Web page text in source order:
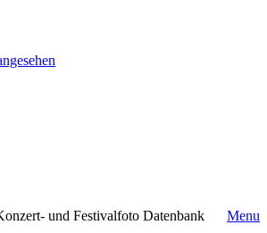
und Festivalfoto Datenbank
Menu